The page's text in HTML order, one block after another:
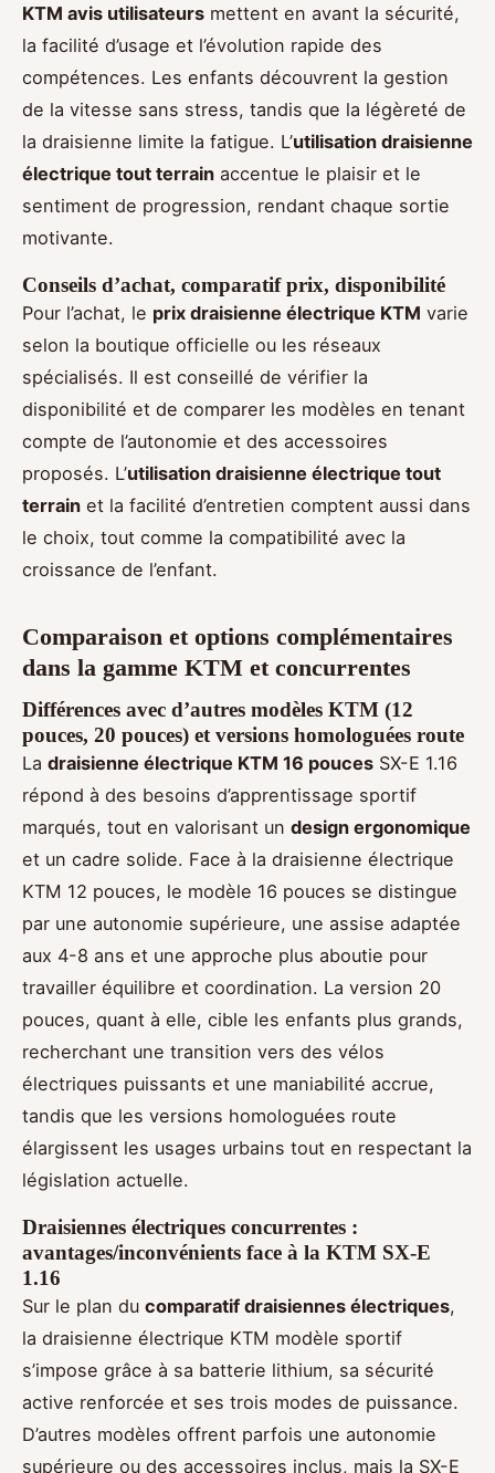
KTM avis utilisateurs mettent en avant la sécurité,
la facilité d’usage et l’évolution rapide des
compétences. Les enfants découvrent la gestion
de la vitesse sans stress, tandis que la légèreté de
la draisienne limite la fatigue. L’utilisation draisienne
électrique tout terrain accentue le plaisir et le
sentiment de progression, rendant chaque sortie
motivante.
Conseils d’achat, comparatif prix, disponibilité
Pour l’achat, le prix draisienne électrique KTM varie
selon la boutique officielle ou les réseaux
spécialisés. Il est conseillé de vérifier la
disponibilité et de comparer les modèles en tenant
compte de l’autonomie et des accessoires
proposés. L’utilisation draisienne électrique tout
terrain et la facilité d’entretien comptent aussi dans
le choix, tout comme la compatibilité avec la
croissance de l’enfant.
Comparaison et options complémentaires
dans la gamme KTM et concurrentes
Différences avec d’autres modèles KTM (12
pouces, 20 pouces) et versions homologuées route
La draisienne électrique KTM 16 pouces SX-E 1.16
répond à des besoins d’apprentissage sportif
marqués, tout en valorisant un design ergonomique
et un cadre solide. Face à la draisienne électrique
KTM 12 pouces, le modèle 16 pouces se distingue
par une autonomie supérieure, une assise adaptée
aux 4-8 ans et une approche plus aboutie pour
travailler équilibre et coordination. La version 20
pouces, quant à elle, cible les enfants plus grands,
recherchant une transition vers des vélos
électriques puissants et une maniabilité accrue,
tandis que les versions homologuées route
élargissent les usages urbains tout en respectant la
législation actuelle.
Draisiennes électriques concurrentes :
avantages/inconvénients face à la KTM SX-E
1.16
Sur le plan du comparatif draisiennes électriques,
la draisienne électrique KTM modèle sportif
s’impose grâce à sa batterie lithium, sa sécurité
active renforcée et ses trois modes de puissance.
D’autres modèles offrent parfois une autonomie
supérieure ou des accessoires inclus, mais la SX-E